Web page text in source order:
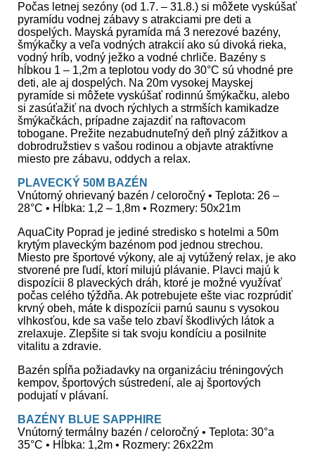
Počas letnej sezóny (od 1.7. – 31.8.) si môžete vyskúšať
pyramídu vodnej zábavy s atrakciami pre deti a
dospelých. Mayská pyramída má 3 nerezové bazény,
šmýkačky a veľa vodných atrakcií ako sú divoká rieka,
vodný hríb, vodný ježko a vodné chrliče. Bazény s
hĺbkou 1 – 1,2m a teplotou vody do 30°C sú vhodné pre
deti, ale aj dospelých. Na 20m vysokej Mayskej
pyramíde si môžete vyskúšať rodinnú šmýkačku, alebo
si zasúťažiť na dvoch rýchlych a strmších kamikadze
šmýkačkách, prípadne zajazdiť na raftovacom
tobogane. Prežite nezabudnuteľný deň plný zážitkov a
dobrodružstiev s vašou rodinou a objavte atraktívne
miesto pre zábavu, oddych a relax.
PLAVECKÝ 50M BAZÉN
Vnútorný ohrievaný bazén / celoročný • Teplota: 26 –
28°C • Hĺbka: 1,2 – 1,8m • Rozmery: 50x21m
AquaCity Poprad je jediné stredisko s hotelmi a 50m
krytým plaveckým bazénom pod jednou strechou.
Miesto pre športové výkony, ale aj vytúžený relax, je ako
stvorené pre ľudí, ktorí milujú plávanie. Plavci majú k
dispozícii 8 plaveckých dráh, ktoré je možné využívať
počas celého týždňa. Ak potrebujete ešte viac rozprúdiť
krvný obeh, máte k dispozícii parnú saunu s vysokou
vlhkosťou, kde sa vaše telo zbaví škodlivých látok a
zrelaxuje. Zlepšite si tak svoju kondíciu a posilnite
vitalitu a zdravie.
Bazén spĺňa požiadavky na organizáciu tréningových
kempov, športových sústredení, ale aj športových
podujatí v plávaní.
BAZÉNY BLUE SAPPHIRE
Vnútorný termálny bazén / celoročný • Teplota: 30°a
35°C • Hĺbka: 1,2m • Rozmery: 26x22m